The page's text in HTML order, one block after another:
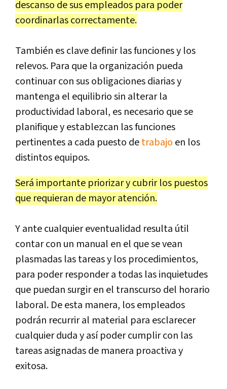
descanso de sus empleados para poder
coordinarlas correctamente.
También es clave definir las funciones y los
relevos. Para que la organización pueda
continuar con sus obligaciones diarias y
mantenga el equilibrio sin alterar la
productividad laboral, es necesario que se
planifique y establezcan las funciones
pertinentes a cada puesto detrabajo en los
distintos equipos.
Será importante priorizar y cubrir los puestos
que requieran de mayor atención.
Y ante cualquier eventualidad resulta útil
contar con un manual en el que se vean
plasmadas las tareas y los procedimientos,
para poder responder a todas las inquietudes
que puedan surgir en el transcurso del horario
laboral. De esta manera, los empleados
podrán recurrir al material para esclarecer
cualquier duda y así poder cumplir con las
tareas asignadas de manera proactiva y
exitosa.